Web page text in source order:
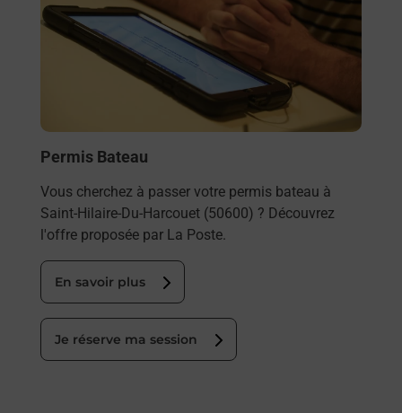
Permis Bateau
Vous cherchez à passer votre permis bateau à
Saint-Hilaire-Du-Harcouet (50600) ? Découvrez
l'offre proposée par La Poste.
En savoir plus
Je réserve ma session